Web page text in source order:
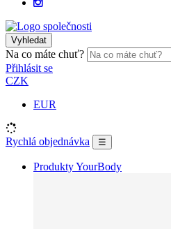
Vyhledat
Na co máte chuť?
Přihlásit se
CZK
EUR
Rychlá objednávka ☰
Produkty YourBody